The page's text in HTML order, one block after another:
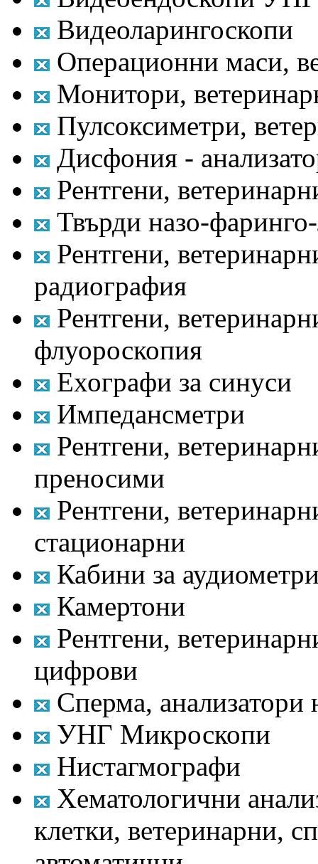
Видеоларингоскопи
Операционни маси,
Монитори,
Пулсоксиметри,
Дисфония -
Рентгени,
Твърди назо-
Рентгени,
радиография
Рентгени,
флуороскопия
Ехографи за синуси
Импедансметри
Рентгени,
преносими
Рентгени,
стационарни
Кабини за
Камертони
Рентгени,
цифрови
Сперма,
УНГ Микроскопи
Нистагмографи
Хематологични
клетки, ветеринарни,